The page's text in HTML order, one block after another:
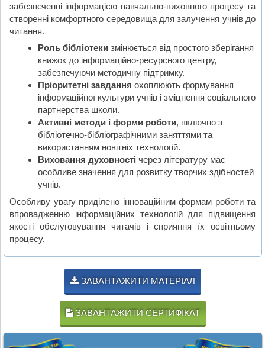
забезпеченні інформацією навчально-виховного процесу та
створенні комфортного середовища для залучення учнів до
читання.
Роль бібліотекизмінюється від простого зберігання
книжок до інформаційно-ресурсного центру,
забезпечуючи методичну підтримку.
Пріоритетні завдання охоплюють формування
інформаційної культури учнів і зміцнення соціального
партнерства школи.
Активні методи і форми роботи, включно з
бібліотечно-бібліографічними заняттями та
використанням новітніх технологій.
Виховання духовності через літературу має
особливе значення для розвитку творчих здібностей
учнів.
Особливу увагу приділено інноваційним формам роботи та
впровадженню інформаційних технологій для підвищення
якості обслуговування читачів і сприяння їх освітньому
процесу.
ЗАВАНТАЖИТИ МАТЕРІАЛ
ЗАВАНТАЖИТИ СЕРТИФІКАТ